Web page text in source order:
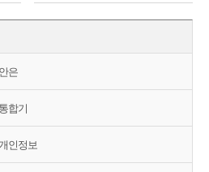
은
합기
인정보